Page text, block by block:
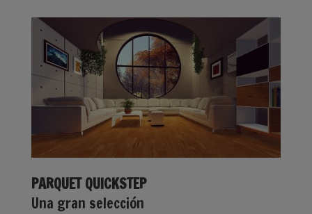
PARQUET QUICKSTEP
Una gran selección